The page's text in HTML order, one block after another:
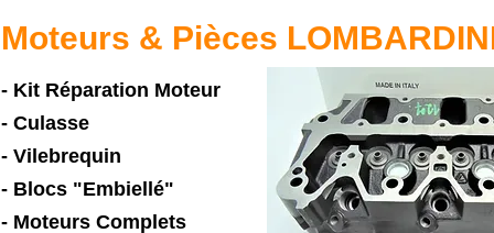
Moteurs & Pièces
- Kit Réparation Moteur
- Culasse
- Vilebrequin
- Blocs "Embiellé"
- Moteurs Complets